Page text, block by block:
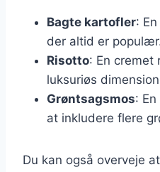
Bagte kartofler:
der altid er
Risotto: En cremet
luksuriøs
Grøntsagsmos:
at inkludere flere
Du kan også overveje